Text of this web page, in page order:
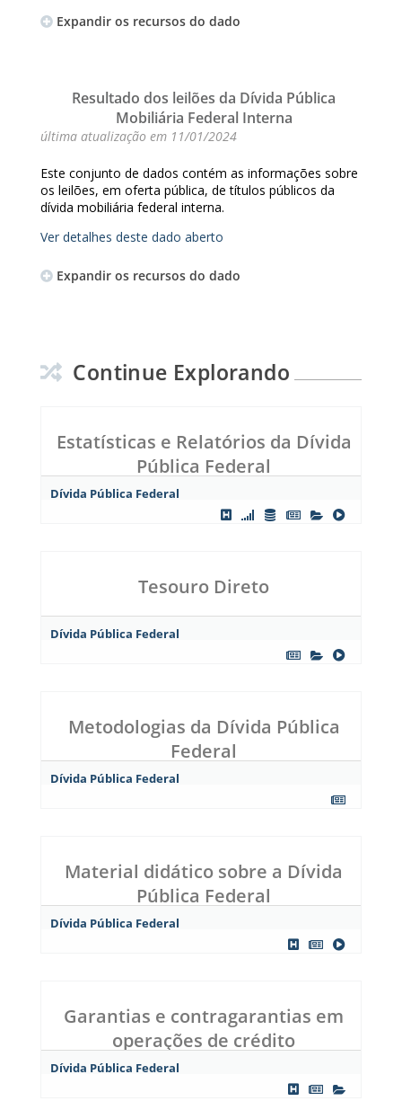
Expandir os recursos do dado
Resultado dos leilões da Dívida Pública
Mobiliária Federal Interna
última atualização em 11/01/2024
Este conjunto de dados contém as informações sobre
os leilões, em oferta pública, de títulos públicos da
dívida mobiliária federal interna.
Ver detalhes deste dado aberto
Expandir os recursos do dado
Continue Explorando
Estatísticas e Relatórios da Dívida
Pública Federal
Dívida Pública Federal
Tesouro Direto
Dívida Pública Federal
Metodologias da Dívida Pública
Federal
Dívida Pública Federal
Material didático sobre a Dívida
Pública Federal
Dívida Pública Federal
Garantias e contragarantias em
operações de crédito
Dívida Pública Federal